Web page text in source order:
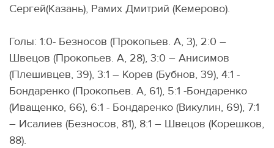
Сергей(Казань), Рамих Дмитрий (Кемерово).
Голы: 1:0- Безносов (Прокопьев. А, 3), 2:0 –
Швецов (Прокопьев. А, 28), 3:0 – Анисимов
(Плешивцев, 39), 3:1 – Корев (Бубнов, 39), 4:1 -
Бондаренко (Прокопьев. А, 61), 5:1 -Бондаренко
(Иващенко, 66), 6:1 - Бондаренко (Викулин, 69), 7:1
– Исалиев (Безносов, 81), 8:1 – Швецов (Корешков,
88).